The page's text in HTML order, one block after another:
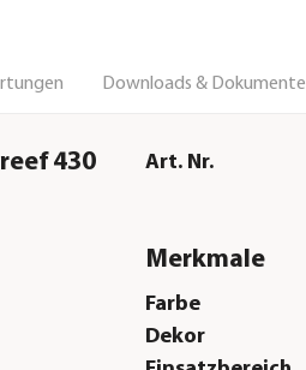
Downloads & Dokumente
430 Art. Nr.
Merkmale
Farbe
Dekor